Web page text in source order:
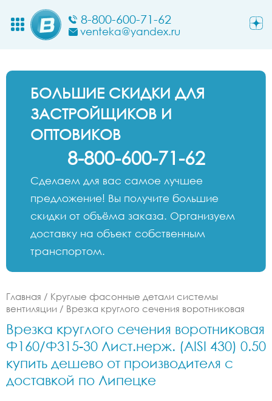
8-800-600-71-62
venteka@yandex.ru
БОЛЬШИЕ СКИДКИ ДЛЯ
ЗАСТРОЙЩИКОВ И
ОПТОВИКОВ
8-800-600-71-62
Сделаем для вас самое лучшее
предложение! Вы получите большие
скидки от объёма заказа. Организуем
доставку на объект собственным
транспортом.
Главная / Круглые фасонные детали системы
вентиляции / Врезка круглого сечения воротниковая
Врезка круглого сечения воротниковая
Ф160/Ф315-30 Лист.нерж. (AISI 430) 0.50
купить дешево от производителя с
доставкой по Липецке